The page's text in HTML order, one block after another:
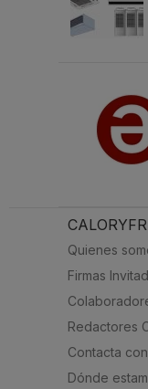
Quienes
Firmas
Redactores
Contacta
Dónde